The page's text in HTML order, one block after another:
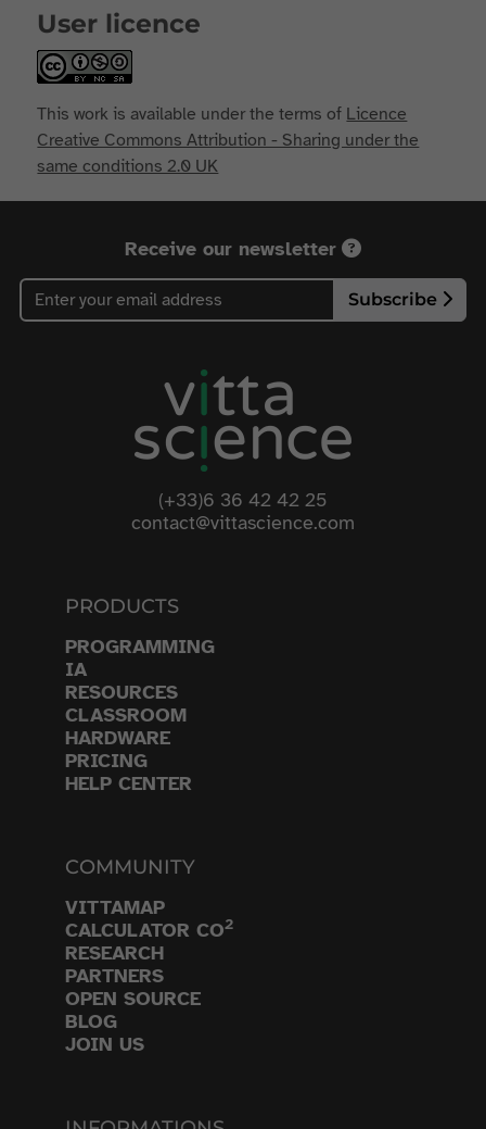
User licence
This work is available under the terms of Licence
Creative Commons Attribution - Sharing under the
same conditions 2.0 UK
Receive our newsletter
Subscribe
(+33)6 36 42 42 25
contact@vittascience.com
PRODUCTS
PROGRAMMING
IA
RESOURCES
CLASSROOM
HARDWARE
PRICING
HELP CENTER
COMMUNITY
VITTAMAP
CALCULATOR CO2
RESEARCH
PARTNERS
OPEN SOURCE
BLOG
JOIN US